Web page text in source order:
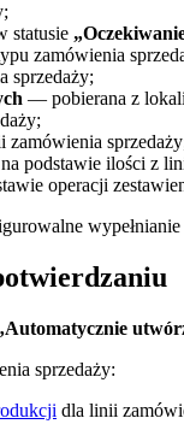
statusie
zamówienia
sprzedaży;
— pobierana z
podstawie ilości z
operacji
sprzedaży:
dla linii